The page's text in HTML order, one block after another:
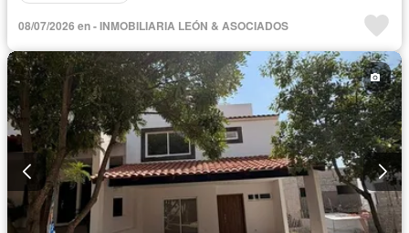
08/07/2026 en - INMOBILIARIA LEÓN & ASOCIADOS